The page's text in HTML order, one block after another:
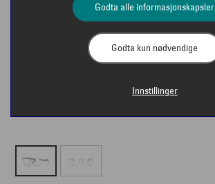
Godta alle informasjonskapsler
Godta kun nødvendige
Innstillinger